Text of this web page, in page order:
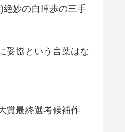
絶妙の自陣歩の三手
妥協という言葉はな
賞最終選考候補作